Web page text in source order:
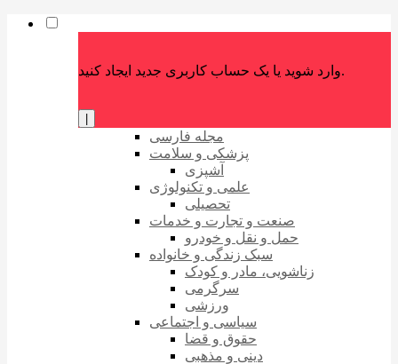
وارد شوید یا یک حساب کاربری جدید ایجاد کنید.
مجله فارسی
پزشکی و سلامت
آشپزی
علمی و تکنولوژی
تحصیلی
صنعت و تجارت و خدمات
حمل و نقل و خودرو
سبک زندگی و خانواده
زناشویی، مادر و کودک
سرگرمی
ورزشی
سیاسی و اجتماعی
حقوق و قضا
دینی و مذهبی